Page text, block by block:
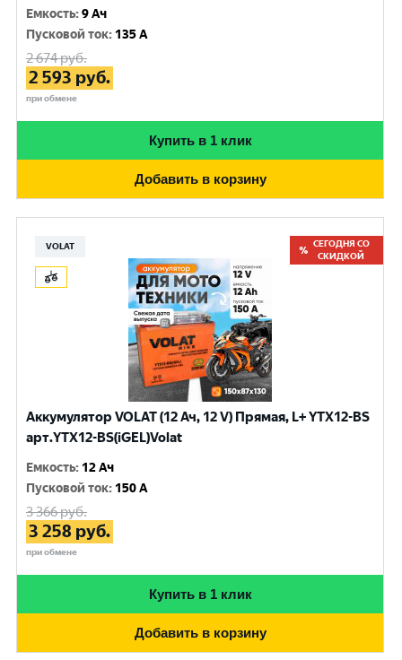
Емкость:9 Ач
Пусковой ток: 135 A
2 674руб.
2 593 руб.
при обмене
Купить в 1 клик
Добавить в корзину
VOLAT
СЕГОДНЯ СО
СКИДКОЙ
Аккумулятор VOLAT (12 Ач, 12 V) Прямая, L+ YTX12-BS
арт.YTX12-BS(iGEL)Volat
Емкость: 12 Ач
Пусковой ток: 150 A
3 366руб.
3 258 руб.
при обмене
Купить в 1 клик
Добавить в корзину